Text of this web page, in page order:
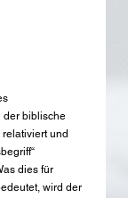
der biblische
und
dies für
wird der